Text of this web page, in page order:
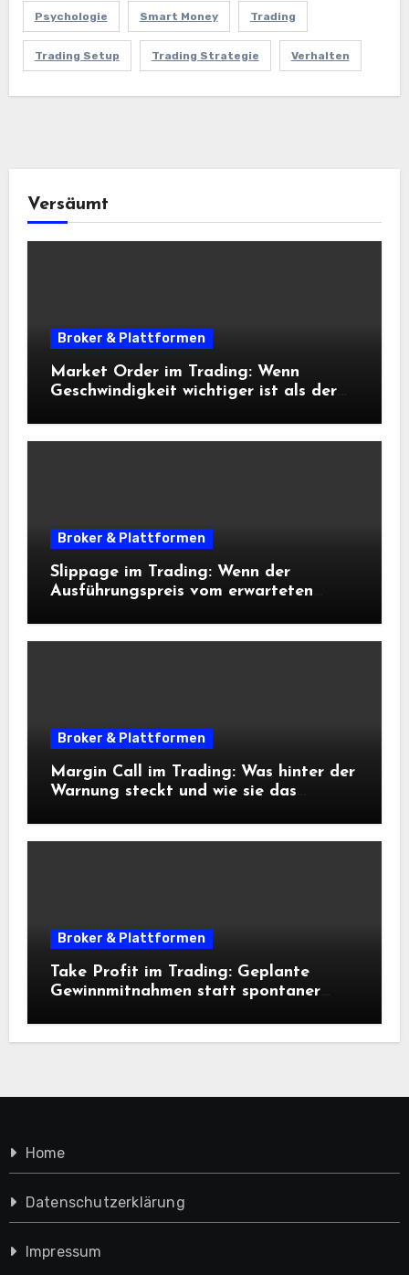
Psychologie Smart Money Trading
Trading Setup Trading Strategie Verhalten
Versäumt
Broker & Plattformen
Market Order im Trading: Wenn
Geschwindigkeit wichtiger ist als der
Broker & Plattformen
Slippage im Trading: Wenn der
Ausführungspreis vom erwarteten
Broker & Plattformen
Margin Call im Trading: Was hinter der
Warnung steckt und wie sie das
Broker & Plattformen
Take Profit im Trading: Geplante
Gewinnmitnahmen statt spontaner
Home
Datenschutzerklärung
Impressum